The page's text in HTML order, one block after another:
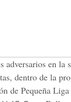
adversarios en
dentro de la
de Pequeña